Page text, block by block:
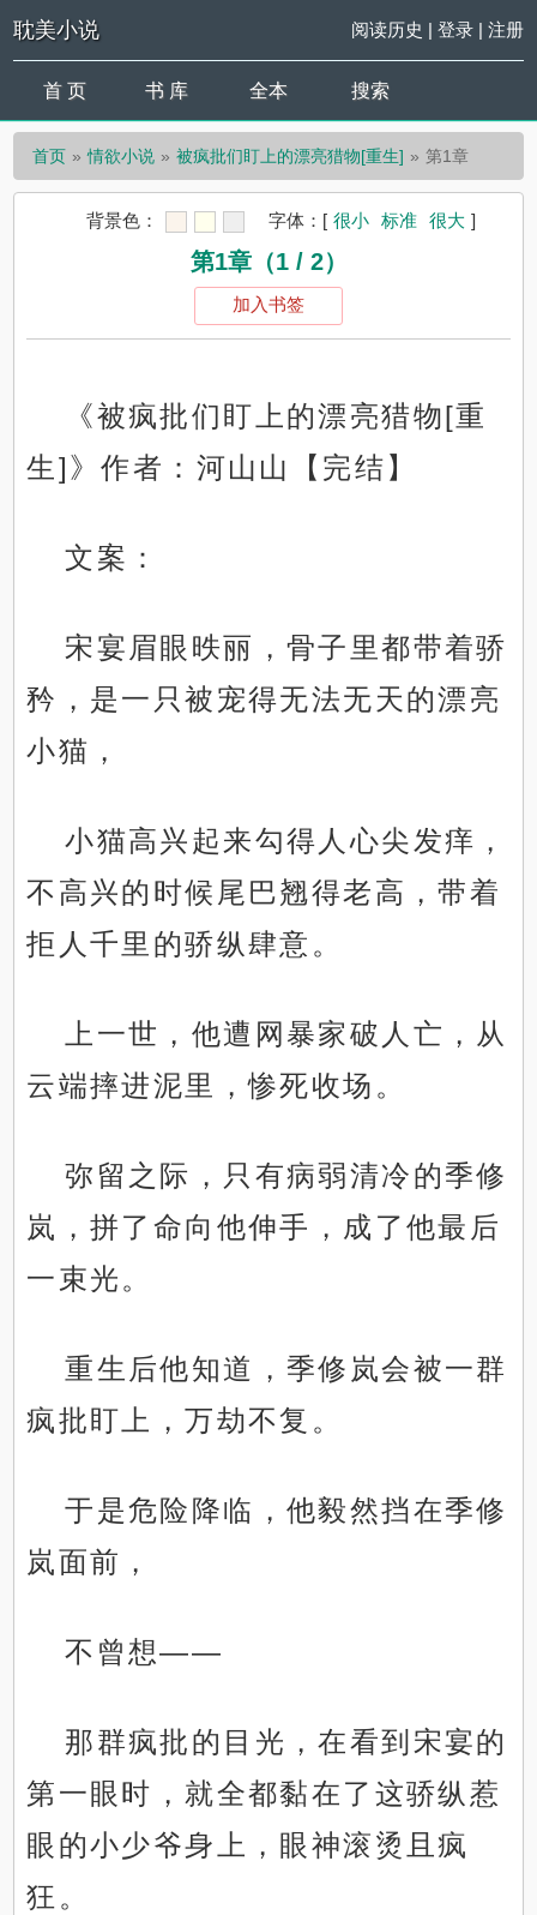
耽美小说 阅读历史 | 登录| 注册
首 页 书 库 全本 搜索
首页 情欲小说 被疯批们盯上的漂亮猎物[重生] 第1章
背景色： 字体： [ 很小 标准 很大 ]
第1章（1 / 2）
加入书签
《被疯批们盯上的漂亮猎物[重
生]》作者：河山山【完结】
文案：
宋宴眉眼昳丽，骨子里都带着骄
矜，是一只被宠得无法无天的漂亮
小猫，
小猫高兴起来勾得人心尖发痒，
不高兴的时候尾巴翘得老高，带着
拒人千里的骄纵肆意。
上一世，他遭网暴家破人亡，从
云端摔进泥里，惨死收场。
弥留之际，只有病弱清冷的季修
岚，拼了命向他伸手，成了他最后
一束光。
重生后他知道，季修岚会被一群
疯批盯上，万劫不复。
于是危险降临，他毅然挡在季修
岚面前，
不曾想——
那群疯批的目光，在看到宋宴的
第一眼时，就全都黏在了这骄纵惹
眼的小少爷身上，眼神滚烫且疯
狂。